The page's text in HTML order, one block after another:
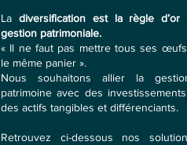
La diversification est la règle d’or
gestion patrimoniale.
« Il ne faut pas mettre tous ses
le même panier ».
Nous souhaitons allier la
patrimoine avec des
des actifs tangibles et différenciants.
Retrouvez ci-dessous nos